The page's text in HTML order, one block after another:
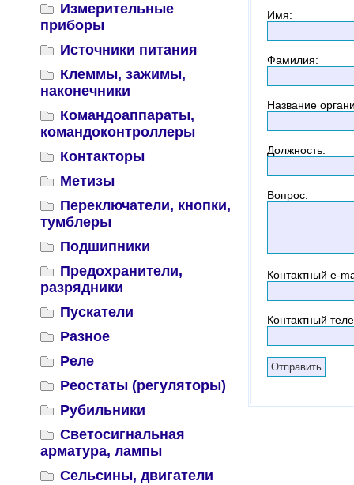
Измерительные
приборы
Источники питания
Клеммы, зажимы,
наконечники
Командоаппараты,
командоконтроллеры
Контакторы
Метизы
Переключатели, кнопки,
тумблеры
Подшипники
Предохранители,
разрядники
Пускатели
Разное
Реле
Реостаты (регуляторы)
Рубильники
Светосигнальная
арматура, лампы
Сельсины, двигатели
Имя:
Фамилия:
Название
Должность:
Вопрос:
Контактный e-
Контактный